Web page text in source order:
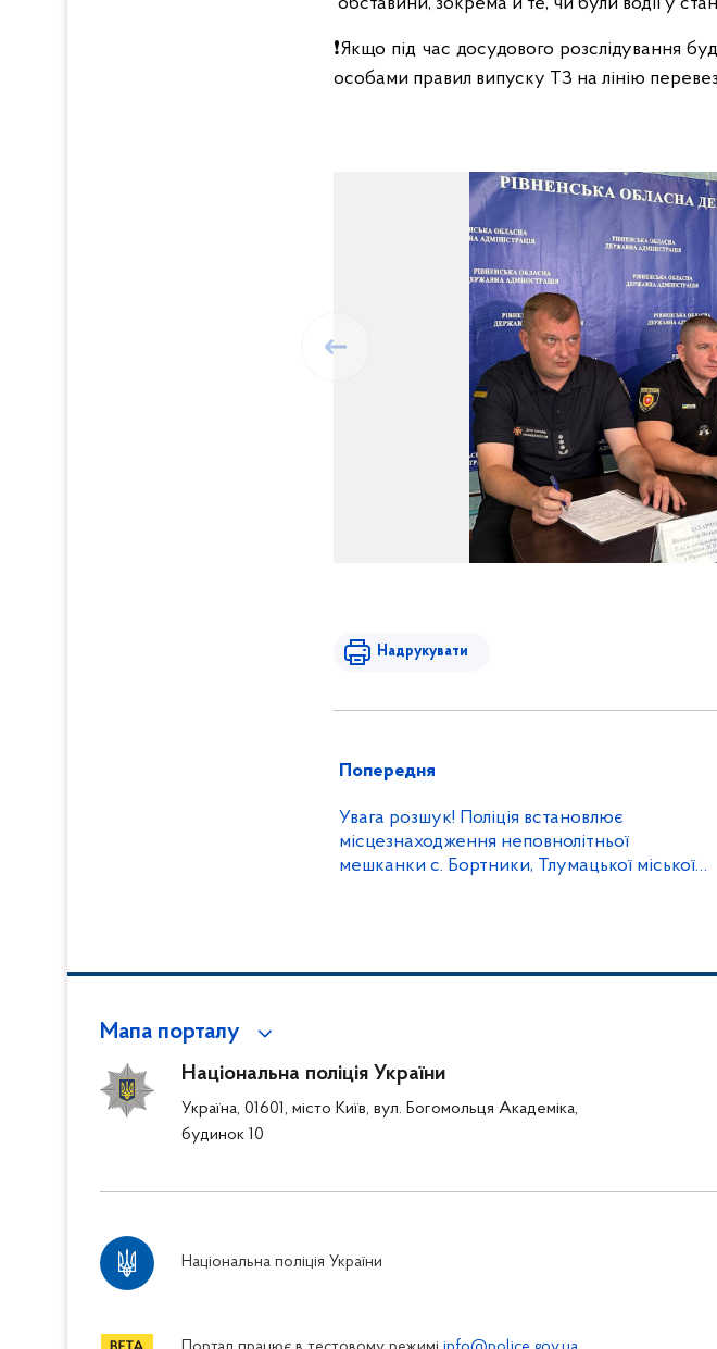
❗️Якщо під час досудового розслідування
особами правил випуску ТЗ на лінію
Надрукувати
Попередня
Увага розшук! Поліція встановлює
місцезнаходження неповнолітньої
мешканки с. Бортники, Тлумацької міської
Мапа порталу
Національна поліція України
Україна, 01601, місто Київ, вул. Богомольця Академіка,
будинок 10
Національна поліція України